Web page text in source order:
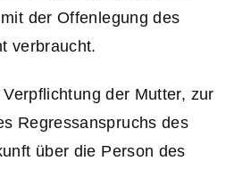
der Offenlegung des
verbraucht.
der Mutter, zur
Regressanspruchs des
über die Person des